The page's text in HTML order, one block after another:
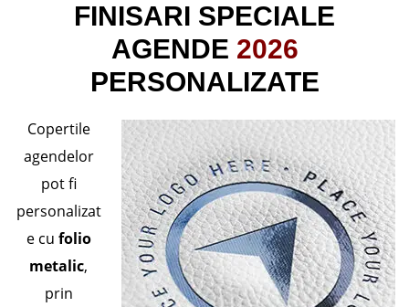
FINISARI SPECIALE
AGENDE 2026
PERSONALIZATE
Copertile
agendelor
pot fi
personalizat
e cu folio
metalic,
prin